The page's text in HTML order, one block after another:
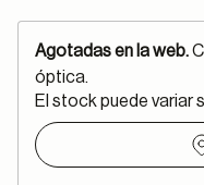
Agotadas en la web.
óptica.
El stock puede variar
Mapa
Política cookies
Declaración de